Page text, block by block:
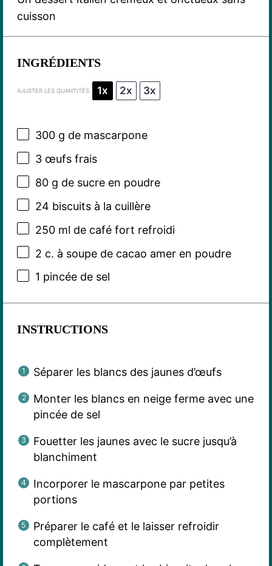
cuisson
INGRÉDIENTS
AJUSTER LES QUANTITÉS 1x 2x 3x
300 g de mascarpone
3œufs frais
80 g de sucre en poudre
24 biscuits à la cuillère
250ml de café fort refroidi
2 c. à soupe de cacao amer en poudre
1 pincée de sel
INSTRUCTIONS
Séparer les blancs des jaunes d’œufs
Monter les blancs en neige ferme avec une
pincée de sel
Fouetter les jaunes avec le sucre jusqu’à
blanchiment
Incorporer le mascarpone par petites
portions
Préparer le café et le laisser refroidir
complètement